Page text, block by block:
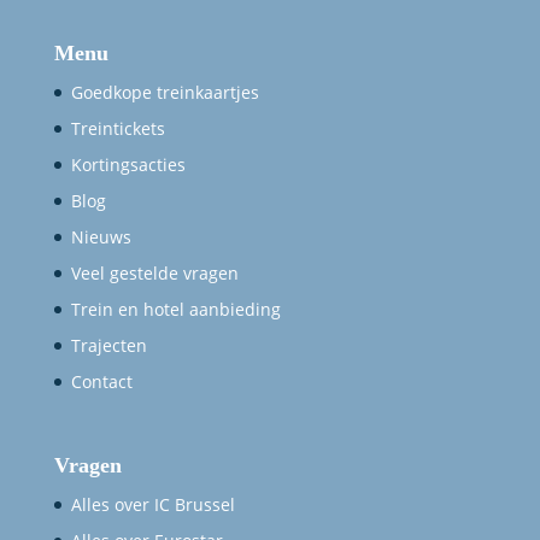
Menu
Goedkope treinkaartjes
Treintickets
Kortingsacties
Blog
Nieuws
Veel gestelde vragen
Trein en hotel aanbieding
Trajecten
Contact
Vragen
Alles over IC Brussel